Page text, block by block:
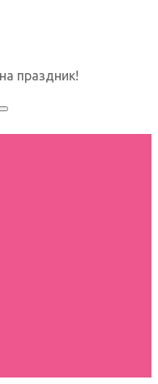
праздник!